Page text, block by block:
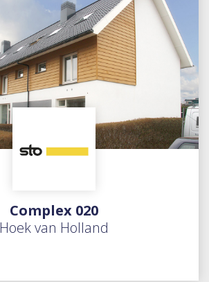
Complex 020
Hoek van Holland